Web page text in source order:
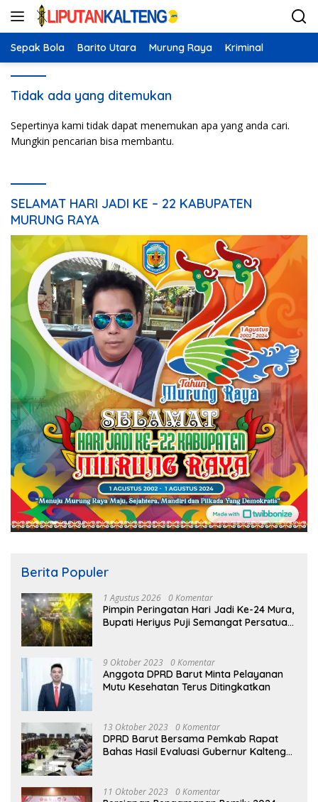
Langsung
Sepak Bola Barito Utara Murung Raya Kriminal
Tidak ada yang ditemukan
Sepertinya kami tidak dapat menemukan apa yang anda cari.
Mungkin pencarian bisa membantu.
SELAMAT HARI JADI KE – 22 KABUPATEN
MURUNG RAYA
Berita Populer
1 Agustus 2026 0 Komentar
Pimpin Peringatan Hari Jadi Ke-24 Mura,
Bupati Heriyus Puji Semangat Persatuan
9 Oktober 2023 0 Komentar
Anggota DPRD Barut Minta Pelayanan
Mutu Kesehatan Terus Ditingkatkan
13 Oktober 2023 0 Komentar
DPRD Barut Bersama Pemkab Rapat
Bahas Hasil Evaluasi Gubernur Kalteng
11 Oktober 2023 0 Komentar